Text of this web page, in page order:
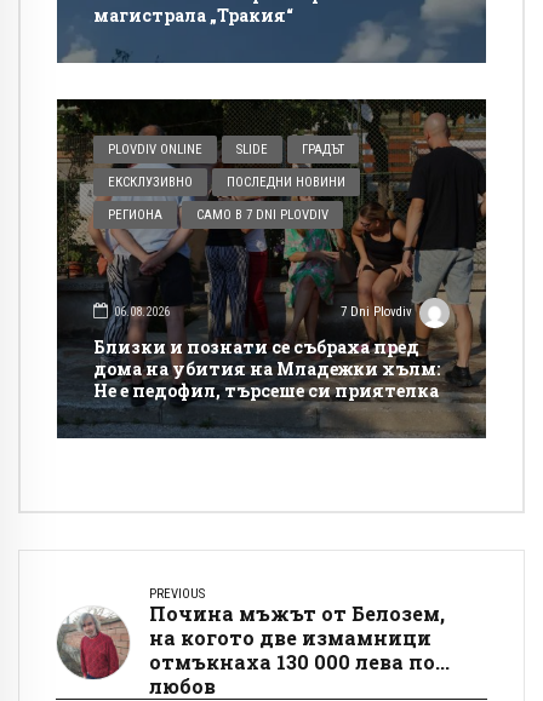
магистрала „Тракия“
PLOVDIV ONLINE SLIDE ГРАДЪТ
ЕКСКЛУЗИВНО ПОСЛЕДНИ НОВИНИ
РЕГИОНА САМО В 7 DNI PLOVDIV
06.08.2026 7 Dni Plovdiv
Близки и познати се събраха пред
дома на убития на Младежки хълм:
Не е педофил, търсеше си приятелка
PREVIOUS
Почина мъжът от Белозем,
на когото две измамници
отмъкнаха 130 000 лева по...
любов